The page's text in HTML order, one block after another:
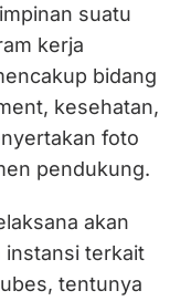
suatu
kerja
bidang
kesehatan,
foto
pendukung.
akan
instansi terkait
tentunya